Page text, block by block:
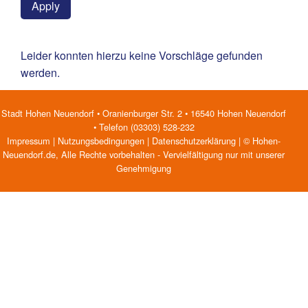
Apply
Leider konnten hierzu keine Vorschläge gefunden
werden.
Stadt Hohen Neuendorf • Oranienburger Str. 2 • 16540 Hohen Neuendorf
• Telefon (03303) 528-232
Impressum | Nutzungsbedingungen | Datenschutzerklärung | © Hohen-
Neuendorf.de, Alle Rechte vorbehalten - Vervielfältigung nur mit unserer
Genehmigung